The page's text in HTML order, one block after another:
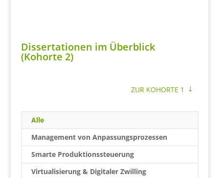
Dissertationen im Überblick
(Kohorte 2)
ZUR KOHORTE 1
Alle
Management von Anpassungsprozessen
Smarte Produktionssteuerung
Virtualisierung & Digitaler Zwilling